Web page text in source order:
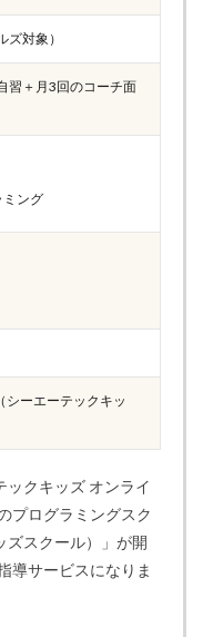
対象）
習＋月3回のコーチ面
ミング
シーエーテックキッ
クキッズ オンライ
プログラミングスク
ズスクール）」が開
導サービスになりま